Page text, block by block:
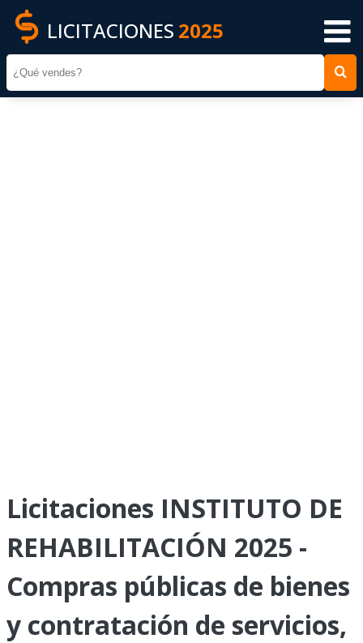
LICITACIONES 2025
Licitaciones INSTITUTO DE
REHABILITACIÓN 2025 -
Compras públicas de bienes
y contratación de servicios,